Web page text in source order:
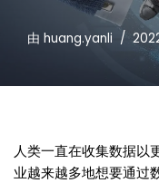
由 huang.yanli
人类一直在收集数据以
业越来越多地想要通过